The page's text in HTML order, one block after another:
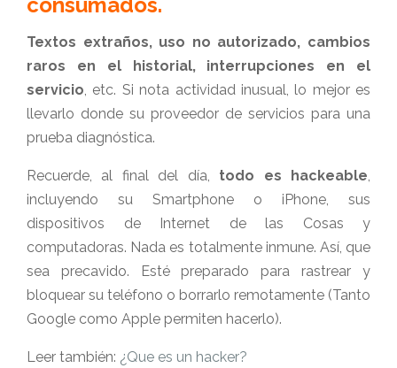
Textos extraños, uso no autorizado, cambios
raros en el historial, interrupciones en el
servicio, etc. Si nota actividad inusual, lo mejor es
llevarlo donde su proveedor de servicios para una
prueba diagnóstica.
Recuerde, al final del día, todo es hackeable,
incluyendo su Smartphone o iPhone, sus
dispositivos de Internet de las Cosas y
computadoras. Nada es totalmente inmune. Así, que
sea precavido. Esté preparado para rastrear y
bloquear su teléfono o borrarlo remotamente (Tanto
Google como Apple permiten hacerlo).
Leer también: ¿Que es un hacker?